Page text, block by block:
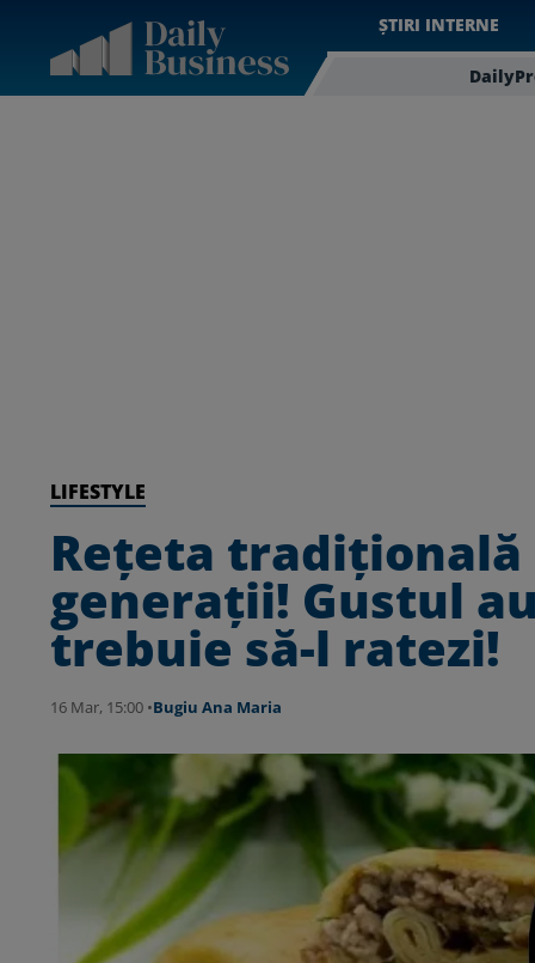
ȘTIRI INTERNE
LIFESTYLE
Rețeta tradițională
generații! Gustul
trebuie să-l ratezi!
16 Mar, 15:00 •Bugiu ⁠Ana Maria